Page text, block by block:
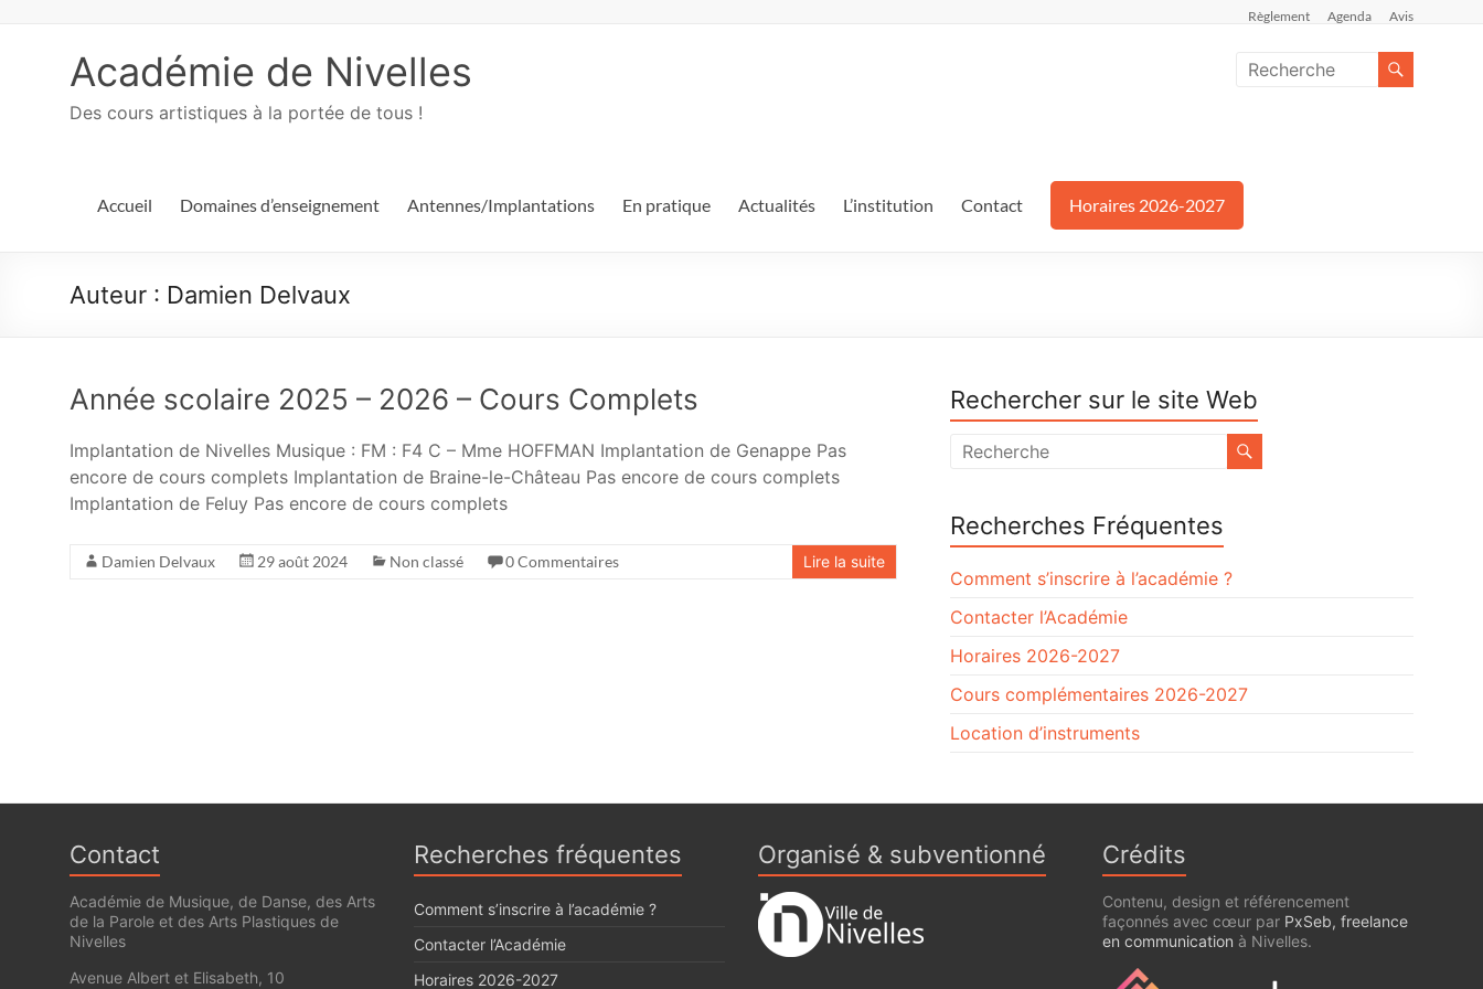
Règlement Agenda Avis
Académie de Nivelles
Des cours artistiques à la portée de tous !
Accueil Domaines d’enseignement Antennes/Implantations En pratique Actualités L’institution Contact Horaires 2026-2027
Auteur : Damien Delvaux
Année scolaire 2025 – 2026 – Cours Complets
Implantation de Nivelles Musique : FM : F4 C – Mme HOFFMAN Implantation de Genappe Pas
encore de cours complets Implantation de Braine-le-Château Pas encore de cours complets
Implantation de Feluy Pas encore de cours complets
Damien Delvaux 29 août 2024 Non classé 0 Commentaires Lire la suite
Rechercher sur le site Web
Recherches Fréquentes
Comment s’inscrire à l’académie ?
Contacter l’Académie
Horaires 2026-2027
Cours complémentaires 2026-2027
Location d’instruments
Contact
Académie de Musique, de Danse, des Arts
de la Parole et des Arts Plastiques de
Nivelles
Avenue Albert et Elisabeth, 10
Recherches fréquentes
Comment s’inscrire à l’académie ?
Contacter l’Académie
Horaires 2026-2027
Organisé & subventionné Crédits
Contenu, design et référencement
façonnés avec cœur par PxSeb, freelance
en communication à Nivelles.